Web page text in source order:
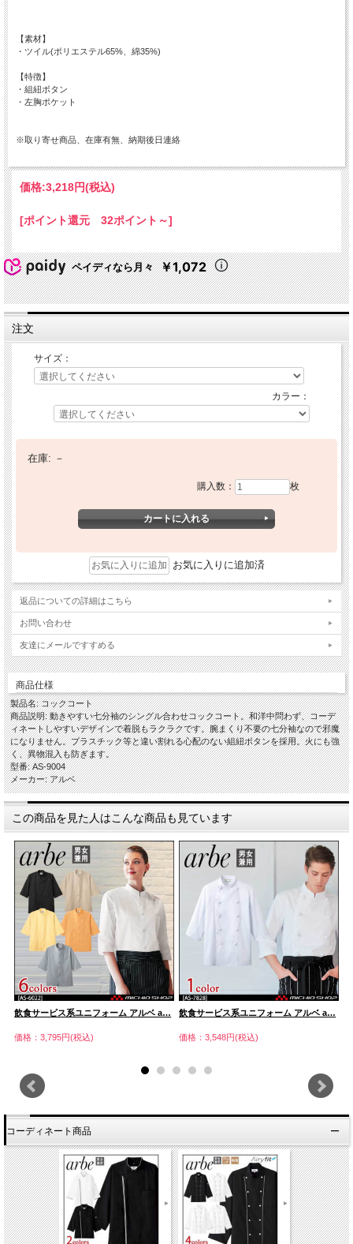
【素材】
・ツイル(ポリエステル65%、綿35%)
【特徴】
・組紐ボタン
・左胸ポケット
※取り寄せ商品、在庫有無、納期後日連絡
価格:3,218円(税込)
[ポイント還元 32ポイント～]
ペイディなら月々 ￥1,072
注文
サイズ：
カラー：
在庫: －
購入数： 枚
お気に入りに追加済
返品についての詳細はこちら
お問い合わせ
友達にメールですすめる
商品仕様
製品名: コックコート
商品説明: 動きやすい七分袖のシングル合わせコックコート。和洋中問わず、コーデ
ィネートしやすいデザインで着脱もラクラクです。腕まくり不要の七分袖なので邪魔
になりません。プラスチック等と違い割れる心配のない組紐ボタンを採用。火にも強
く、異物混入も防ぎます。
型番: AS-9004
メーカー: アルベ
この商品を見た人はこんな商品も見ています
飲食サービス系ユニフォーム アルベ a…
価格：3,795円(税込)
飲食サービス系ユニフォーム アルベ a…
価格：3,548円(税込)
コーディネート商品